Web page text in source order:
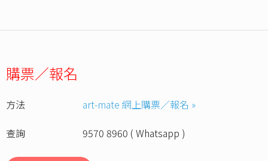
購票／報名
方法
art-mate 網上購票／報名 »
查詢
9570 8960 ( Whatsapp )